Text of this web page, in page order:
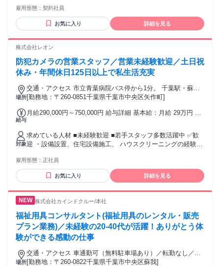
別途支給します。 ☆━━━━━━━━☆ 最大100万円のボー
に応じて、 80万円または100万円を支給します◎ ＜80万円の
支給条件＞ ・入社1ヶ月目：2件以上 ・入社2ヶ月目：6件以上
・入社3ヶ月目：6件以上 ＝3ヶ月間の合計：14件以上 ＜100
万円の支給条件＞ ・入社1ヶ月目：2件以上 ・入社2ヶ月目：6
件以上 ・入社3ヶ月目：7件以上 ＝3ヶ月間の合計：15件以上
＜想定年収＞ 4,640,000円～4,840,000円 ※月給320,000円×12
ヶ月＋ ボーナス800,000円～1,000,000円で算出 ※ボーナスの
支給には条件があります。 ★入社1年目から年収500～700万
円の実績あり！
こんな方にぴったりです＞ ■未経験から営業職に挑戦したい
方 ■人と話すことや関係を築くことが好きな方 ■目標に向かっ
てコツコツ取り組める方 ■成長中のサービスを自分の手で広
食店やデリバリーサービスに興味がある方 ■新しい環境で収
は、 これまで培ってきた コミュニケーション力を活かして働
けます！ もちろん、営業や販売経験を お持ちの方も即戦力と
雇用形態： 契約社員
お気に入り 詳細を見る
株式会社レオン
防犯カメラの営業スタッフ／営業未経験歓迎／土日祝
休み・年間休日125日以上で私生活充実
場所
交通・アクセス 市立青葉病院バス停から1分。 千葉駅・蘇我
駅からバスで10〜15分程度。 千葉大学病院周辺エリアで、バ
[勤務地：〒260-0851千葉県千葉市中央区矢作町]
給与
月給290,000円～750,000円 給与詳細 基本給：月給 29万円 〜
れる通勤・皆勤・家族手当金額：なし 全員に一律で支払われ
るその他手当金額：なし ★インセンティブあり ⭐社員の平均
年収：670万円 ⭐月100万円超のインセンティブ獲得も可能！
⭐賞与年間200万円の支給実績あり 成果や日々の頑張りは、
用・研修期間：3ヶ月 試用・研修期間の条件：給与条件が異な
る 【給与】 本採用と異なる 基本給 : 月給 25万円 固定残業
代：なし 【一律手当】 全員に一律で支払われる通勤・皆勤・
家族手当金額：なし 全員に一律で支払われるその他手当金
額：なし
対象
求めている人材 ■未経験歓迎 ■若手スタッフ多数活躍中 ✅歓
迎 ・設備設置、住宅設備施工、 ハウスクリーニングの経験
販売・ サービススタッフの経験 ※1つでも当てはまる方は大
歓迎！ 【こんな方にぴったりです】 ・接客や現場で培った
スキルを活かしたい方 ・現場ならではの目線 （お客様の悩み
い方 ・頑張りをインセンティブで しっかり評価されたい方
・土日祝休みでプライベートも 大切にしたい方 千葉市中央区
を中心に、 千葉市（中央区・若葉区・緑区・稲毛区）、 市原
市北部、四街道市周辺などから 通勤しやすい立地です✨
雇用形態： 正社員
お気に入り 詳細を見る
株式会社カインドクルー/本社
福祉用具コンサルタント(福祉用具のレンタル・販売
プラン業務)／未経験の20-40代が活躍！ありがとう体
験ができる感動の仕事
場所
交通・アクセス 車通勤可（無料駐車場あり）／転勤なし／受
動喫煙対策あり
[勤務地：〒260-0822千葉県千葉市中央区蘇我]